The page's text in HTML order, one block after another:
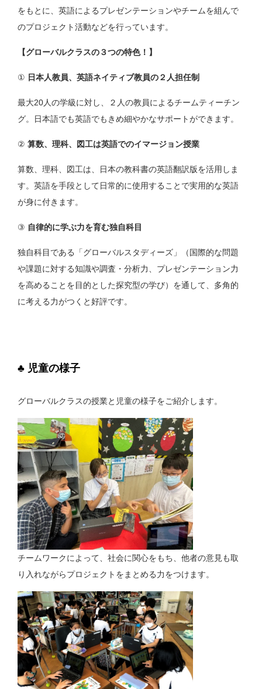
をもとに、英語によるプレゼンテーションやチームを組んで
のプロジェクト活動などを行っています。
【グローバルクラスの３つの特色！】
① 日本人教員、英語ネイティブ教員の２人担任制
最大20人の学級に対し、２人の教員によるチームティーチン
グ。日本語でも英語でもきめ細やかなサポートができます。
②算数、理科、図工は英語でのイマージョン授業
算数、理科、図工は、日本の教科書の英語翻訳版を活用しま
す。英語を手段として日常的に使用することで実用的な英語
が身に付きます。
③ 自律的に学ぶ力を育む独自科目
独自科目である「グローバルスタディーズ」（国際的な問題
や課題に対する知識や調査・分析力、プレゼンテーション力
を高めることを目的とした探究型の学び）を通して、多角的
に考える力がつくと好評です。
♣ 児童の様子
グローバルクラスの授業と児童の様子をご紹介します。
チームワークによって、社会に関心をもち、他者の意見も取
り入れながらプロジェクトをまとめる力をつけます。